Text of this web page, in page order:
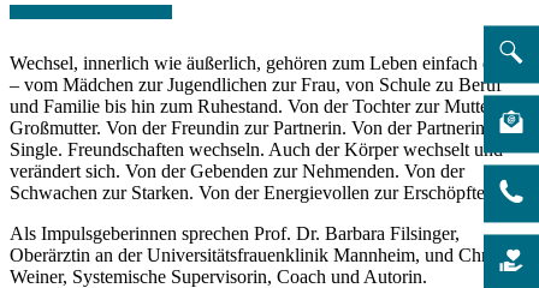
Wechsel, innerlich wie äußerlich, gehören zum Leben einfach dazu
– vom Mädchen zur Jugendlichen zur Frau, von Schule zu Beruf
und Familie bis hin zum Ruhestand. Von der Tochter zur Mutter zur
Großmutter. Von der Freundin zur Partnerin. Von der Partnerin zum
Single. Freundschaften wechseln. Auch der Körper wechselt und
verändert sich. Von der Gebenden zur Nehmenden. Von der
Schwachen zur Starken. Von der Energievollen zur Erschöpften.
Als Impulsgeberinnen sprechen Prof. Dr. Barbara Filsinger,
Oberärztin an der Universitätsfrauenklinik Mannheim, und Christine
Weiner, Systemische Supervisorin, Coach und Autorin.